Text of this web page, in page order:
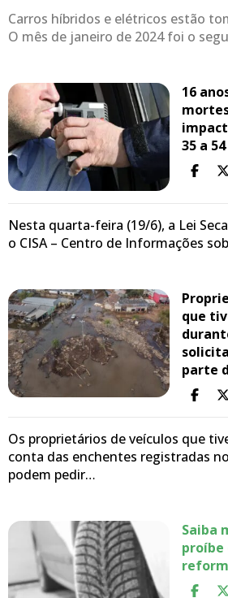
Carros híbridos e elétricos estão
O mês de janeiro de 2024 foi o
16
35 a
Nesta quarta-feira (19/6), a Lei
o CISA – Centro de Informações
que
parte
Os proprietários de veículos que
conta das enchentes registradas
podem pedir…
Saiba
proíbe